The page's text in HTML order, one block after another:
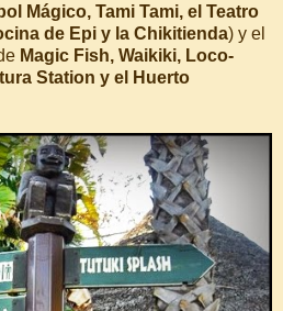
Mágico, Tami Tami, el Teatro
de Epi y la Chikitienda) y el
Magic Fish, Waikiki, Loco-
Station y el Huerto